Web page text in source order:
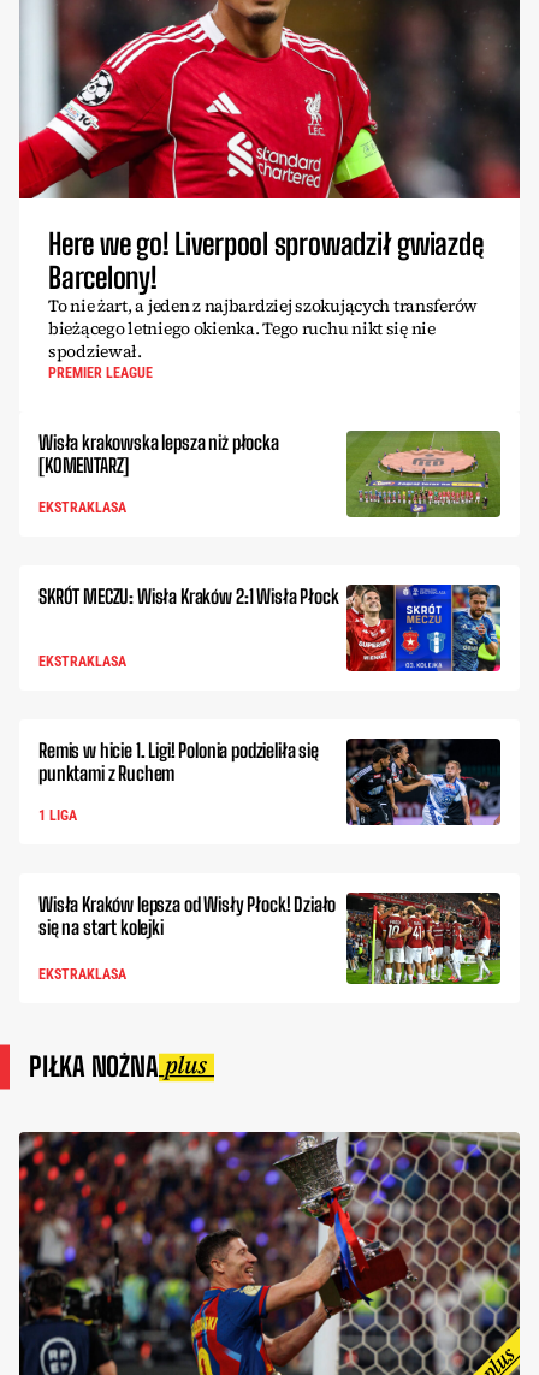
Here we go! Liverpool sprowadził gwiazdę
Barcelony!
To nie żart, a jeden z najbardziej szokujących transferów
bieżącego letniego okienka. Tego ruchu nikt się nie
spodziewał.
PREMIER LEAGUE
Wisła krakowska lepsza niż płocka
[KOMENTARZ]
EKSTRAKLASA
SKRÓT MECZU: Wisła Kraków 2:1 Wisła Płock
EKSTRAKLASA
Remis w hicie 1. Ligi! Polonia podzieliła się
punktami z Ruchem
1 LIGA
Wisła Kraków lepsza od Wisły Płock! Działo
się na start kolejki
EKSTRAKLASA
PIŁKA NOŻNA